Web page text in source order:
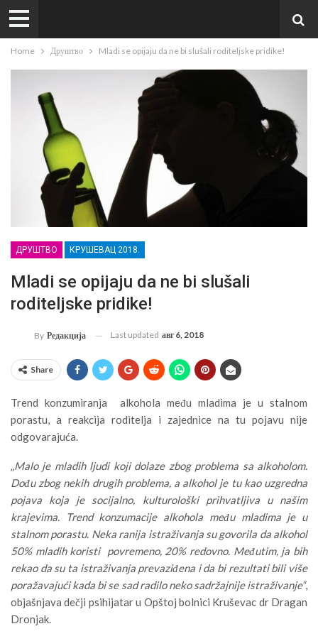
Home Друштво Mladi se opijaju da ne bi slušali roditeljske pridike!
ДРУШТВО КРУШЕВАЦ 2018.
Mladi se opijaju da ne bi slušali
roditeljske pridike!
By Редакција Last updated авг 6, 2018
Share
Trend konzumiranja alkohola među mladima je u stalnom
porastu, a reakcija roditelja i zajednice na tu pojavu nije
odgovarajuća.
„Malo je mladih ljudi koji dolaze zbog problema sa alkoholom.
Dođu zbog nekih drugih problema, a alkohol je tu kao uzgredna
pojava koja je socijalno, kulturološki prihvatljiva u našim
krajevima. Trend konzumacije alkohola među mladima je u
stalnom porastu. Neka ranija istraživanja su govorila da alkohol
50% mladih koristi povremeno, 20% redovno. Međutim, ja bih
rekao da su ta istraživanja prevaziđena i da bi rezultati bili više
poražavajući kada bi se sad radilo neko sadržajnije istraživanje“,
objašnjava dečji psihijatar u Opštoj bolnici Kruševac dr Dragan
Dronjak.